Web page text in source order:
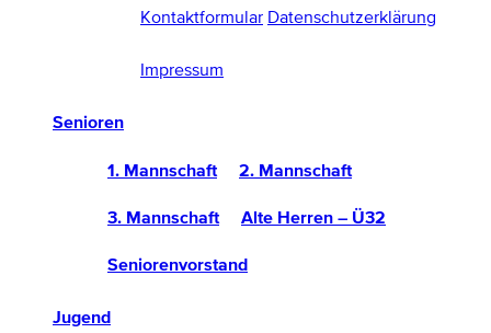
Kontaktformular Datenschutzerklärung
Impressum
Senioren
1. Mannschaft 2. Mannschaft
3. Mannschaft Alte Herren – Ü32
Seniorenvorstand
Jugend